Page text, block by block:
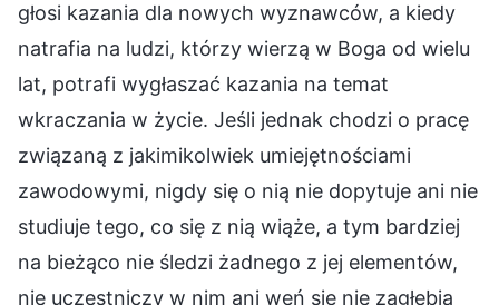
głosi kazania dla nowych wyznawców, a kiedy
natrafia na ludzi, którzy wierzą w Boga od wielu
lat, potrafi wygłaszać kazania na temat
wkraczania w życie. Jeśli jednak chodzi o pracę
związaną z jakimikolwiek umiejętnościami
zawodowymi, nigdy się o nią nie dopytuje ani nie
studiuje tego, co się z nią wiąże, a tym bardziej
na bieżąco nie śledzi żadnego z jej elementów,
nie uczestniczy w nim ani weń się nie zagłębia